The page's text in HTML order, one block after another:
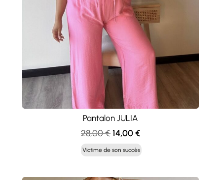
Pantalon JULIA
28,00€ Le
prix
initial
14,00€Le
prix
actuel
Victime de son succès